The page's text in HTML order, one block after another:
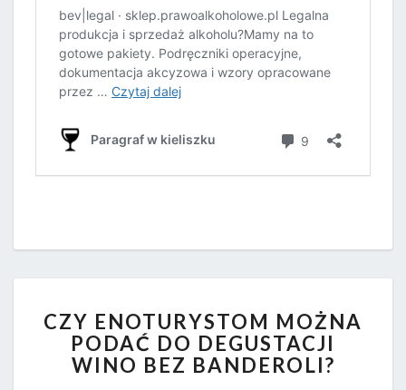
ENOTURYSTOM
MOŻNA
PODAĆ
CZY ENOTURYSTOM MOŻNA
PODAĆ DO DEGUSTACJI
WINO BEZ BANDEROLI?